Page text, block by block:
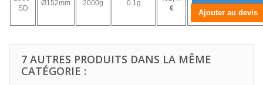
SD
Ø152mm 2000g 0.1g
€
Ajouter au devis
7 AUTRES PRODUITS DANS LA MÊME
CATÉGORIE :